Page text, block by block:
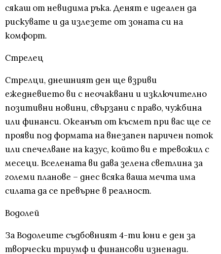
сякаш от невидима ръка. Денят е идеален да
рискувате и да излезете от зоната си на
комфорт.
Стрелец
Стрелци, днешният ден ще взриви
ежедневието ви с неочаквани и изключително
позитивни новини, свързани с право, чужбина
или финанси. Океанът от късмет при вас ще се
прояви под формата на внезапен паричен поток
или спечелване на казус, който ви е тревожил с
месеци. Вселената ви дава зелена светлина за
големи планове – днес всяка ваша мечта има
силата да се превърне в реалност.
Водолей
За Водолеите съдбовният 4-ти юни е ден за
творчески триумф и финансови изненади.